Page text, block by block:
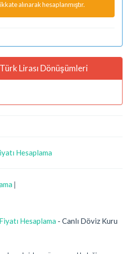
alınarak hesaplanmıştır.
Lirası Dönüşümleri
Hesaplama
|
Hesaplama - Canlı Döviz Kuru